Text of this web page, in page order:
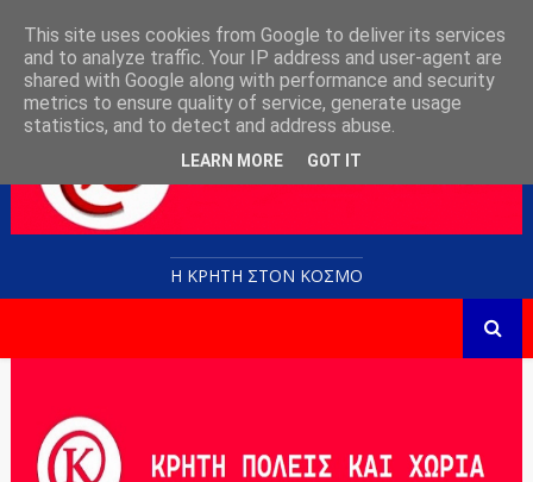
Η ΚΡΗΤΗ ΣΤΟN KOΣΜΟ
This site uses cookies from Google to deliver its services
and to analyze traffic. Your IP address and user-agent are
shared with Google along with performance and security
metrics to ensure quality of service, generate usage
statistics, and to detect and address abuse.
LEARN MORE GOT IT